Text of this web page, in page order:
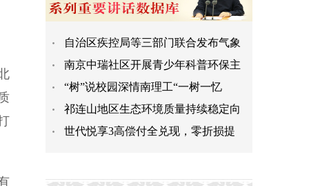
自治区疾控局等三部门联合发布气象
南京中瑞社区开展青少年科普环保主
“树”说校园深情南理工“一树一忆
祁连山地区生态环境质量持续稳定向
世代悦享3高偿付全兑现，零折损提